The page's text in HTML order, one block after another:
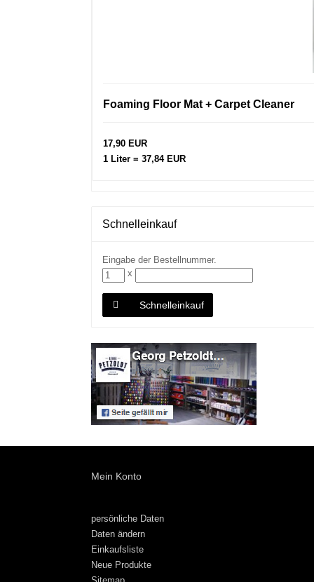
Foaming Floor Mat + Carpet Cleaner
17,90 EUR
1 Liter = 37,84 EUR
Schnelleinkauf
Eingabe der Bestellnummer.
x
Schnelleinkauf
Mein Konto
persönliche Daten
Daten ändern
Einkaufsliste
Neue Produkte